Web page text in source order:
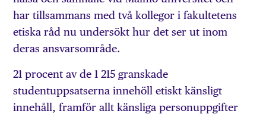
har tillsammans med två kollegor i fakultetens
etiska råd nu undersökt hur det ser ut inom
deras ansvarsområde.
21 procent av de 1 215 granskade
studentuppsatserna innehöll etiskt känsligt
innehåll, framför allt känsliga personuppgifter